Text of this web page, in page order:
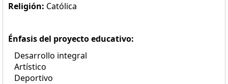
Religión: Católica
Énfasis del proyecto educativo:
Desarrollo integral
Artístico
Deportivo